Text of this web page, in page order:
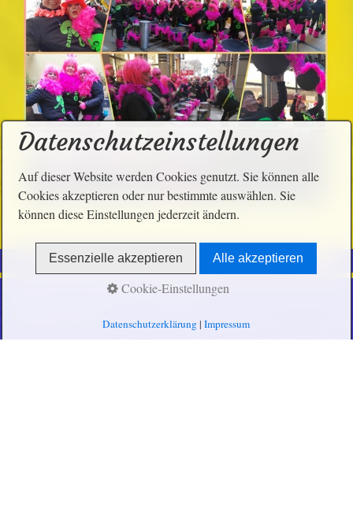
Datenschutz
Datenschutzeinstellungen
Auf dieser Website werden Cookies genutzt. Sie können alle
Cookies akzeptieren oder nur bestimmte auswählen. Sie
können diese Einstellungen jederzeit ändern.
Essenzielle akzeptieren Alle akzeptieren
Cookie-Einstellungen
Datenschutzerklärung |Impressum